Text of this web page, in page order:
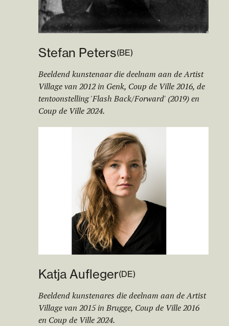
Stefan Peters(BE)
Beeldend kunstenaar die deelnam aan de Artist
Village van 2012 in Genk, Coup de Ville 2016, de
tentoonstelling 'Flash Back/Forward' (2019) en
Coup de Ville 2024.
Katja Aufleger(DE)
Beeldend kunstenares die deelnam aan de Artist
Village van 2015 in Brugge, Coup de Ville 2016
en Coup de Ville 2024.